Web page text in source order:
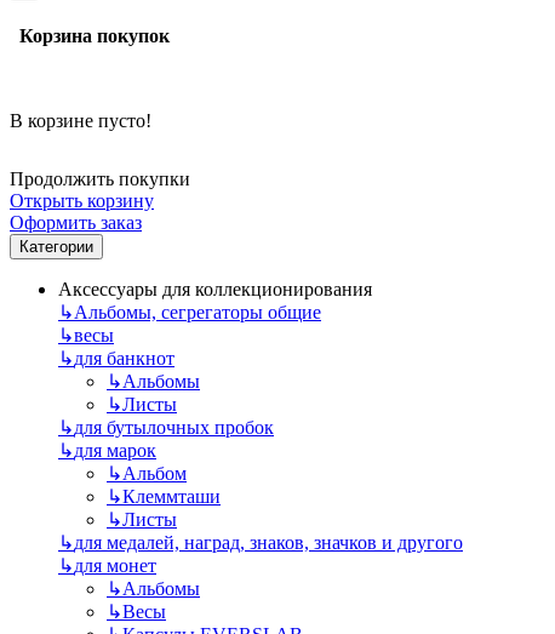
Корзина покупок
В корзине пусто!
Продолжить покупки
Открыть корзину
Оформить заказ
Категории
Аксессуары для коллекционирования
↳Альбомы, сегрегаторы общие
↳весы
↳для банкнот
↳Альбомы
↳Листы
↳для бутылочных пробок
↳для марок
↳Альбом
↳Клеммташи
↳Листы
↳для медалей, наград, знаков, значков и другого
↳для монет
↳Альбомы
↳Весы